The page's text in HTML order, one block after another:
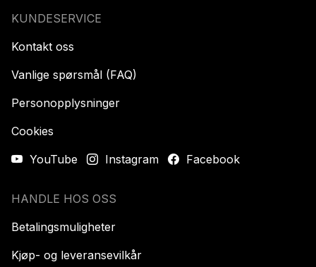
KUNDESERVICE
Kontakt oss
Vanlige spørsmål (FAQ)
Personopplysninger
Cookies
YouTube
Instagram Facebook
HANDLE HOS OSS
Betalingsmuligheter
Kjøp- og leveransevilkår